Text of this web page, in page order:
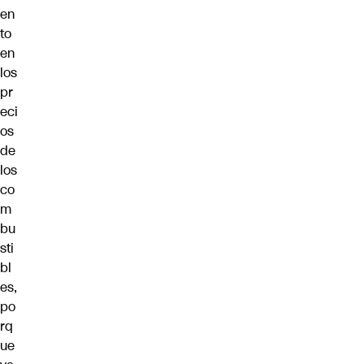
en
to
en
los
pr
eci
os
de
los
co
m
bu
sti
bl
es,
po
rq
ue